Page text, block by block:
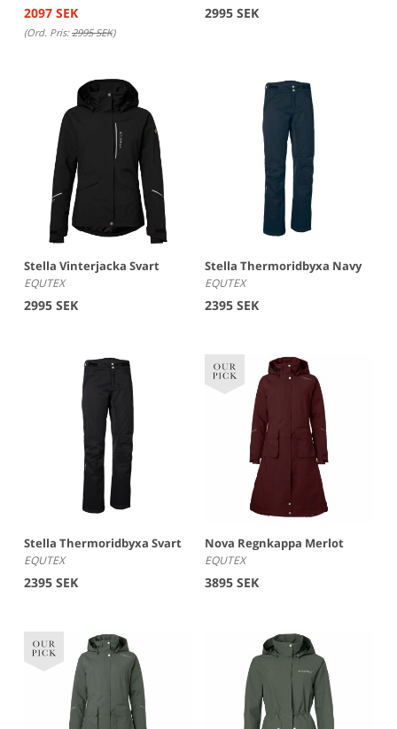
2097 SEK
(Ord. Pris:2995 SEK)
2995 SEK
Stella Vinterjacka Svart
EQUTEX
2995 SEK
Stella Thermoridbyxa Navy
EQUTEX
2395 SEK
Stella Thermoridbyxa Svart
EQUTEX
2395 SEK
Nova Regnkappa Merlot
EQUTEX
3895 SEK